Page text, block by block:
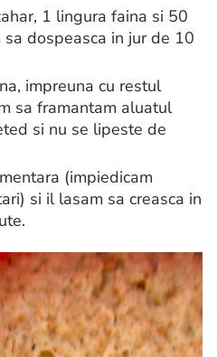
1 lingura faina si 50
dospeasca in jur de 10
impreuna cu restul
sa framantam aluatul
si nu se lipeste de
(impiedicam
si il lasam sa creasca in